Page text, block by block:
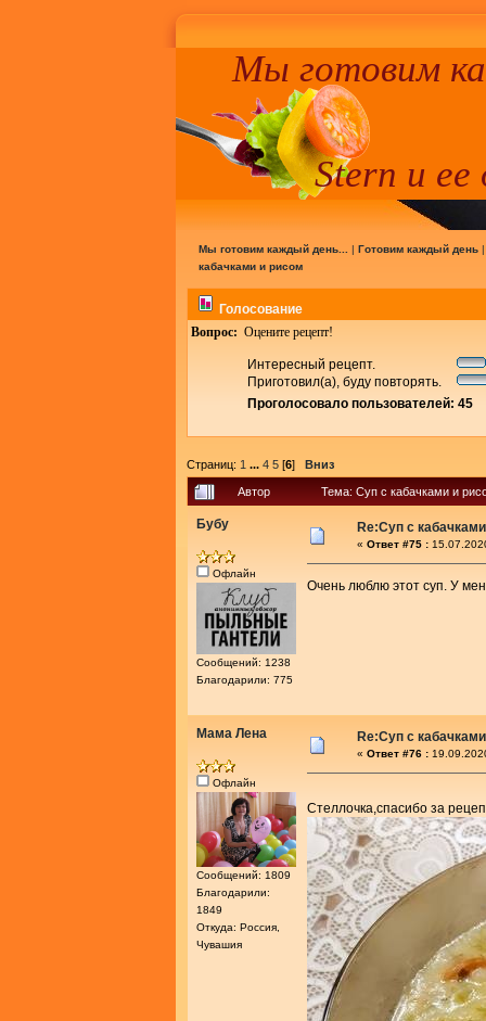
Мы готовим
Stern и ее
Мы готовим каждый день... | Готовим каждый день
кабачками и рисом
Голосование
Вопрос: Оцените рецепт!
Интересный рецепт.
Приготовил(а), буду повторять.
Проголосовало пользователей: 45
Страниц: 1 ... 4 5 [6] Вниз
Автор Тема: Суп с кабачками и
Бубу
Офлайн
Сообщений: 1238
Благодарили: 775
Re:Суп с
« Ответ #75 :
Очень люблю этот суп. У
Мама Лена
Офлайн
Сообщений: 1809
Благодарили:
1849
Откуда: Россия,
Чувашия
Re:Суп с
« Ответ #76 :
Стеллочка,спасибо за